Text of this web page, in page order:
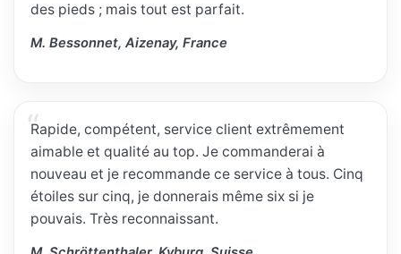
des pieds ; mais tout est parfait.
M. Bessonnet, Aizenay, France
Rapide, compétent, service client extrêmement
aimable et qualité au top. Je commanderai à
nouveau et je recommande ce service à tous. Cinq
étoiles sur cinq, je donnerais même six si je
pouvais. Très reconnaissant.